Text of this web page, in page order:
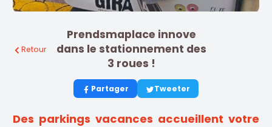
Retour
Prendsmaplace innove
dans le stationnement des
3 roues !
Partager Tweeter
Des parkings vacances accueillent votre